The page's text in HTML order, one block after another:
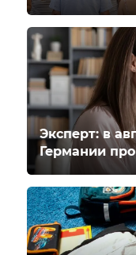
Эксперт: в
Германии